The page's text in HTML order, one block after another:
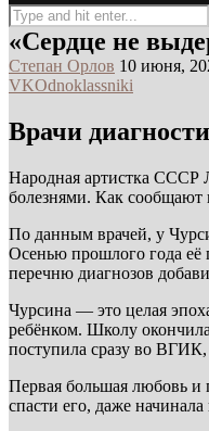
«Сердце не
Степан Орлов 10 июня,
VKOdnoklassniki
Врачи
Народная артистка СССР
болезнями. Как сообщают
По данным врачей, у
Осенью прошлого года её
перечню диагнозов
Чурсина — это целая
ребёнком. Школу
поступила сразу во
Первая большая любовь и
спасти его, даже